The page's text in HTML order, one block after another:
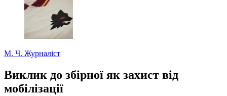
М. Ч. Журналіст
Виклик до збірної як захист від
мобілізації